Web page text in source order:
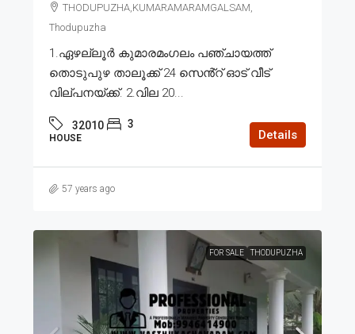
THODUPUZHA,KUMARAMARAMGALSAM,
Thodupuzha
1.ഏഴല്ലൂർ കുമാരമംഗലം പഞ്ചായത്ത്
തൊടുപുഴ താലൂക്ക് 24 സെൻ്റ് ഓട് വീട്
വില്പനയ്ക്ക്. 2.വില 20...
32010 3
HOUSE Details
57 years ago
FOR SALE THODUPUZHA